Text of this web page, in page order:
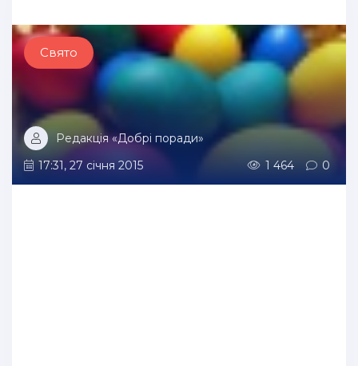
Свято
Редакція «Добрі поради»
17:31, 27 січня 2015
1 464 0